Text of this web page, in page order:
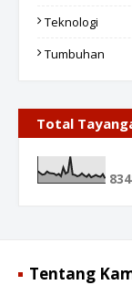
Teknologi
Tumbuhan
Total
834
Tentang